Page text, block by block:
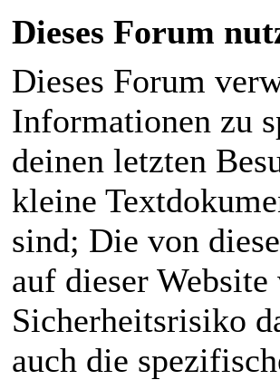
Dieses Forum
Dieses Forum
Informationen zu
deinen letzten
kleine
sind; Die von
auf dieser
Sicherheitsrisiko
auch die